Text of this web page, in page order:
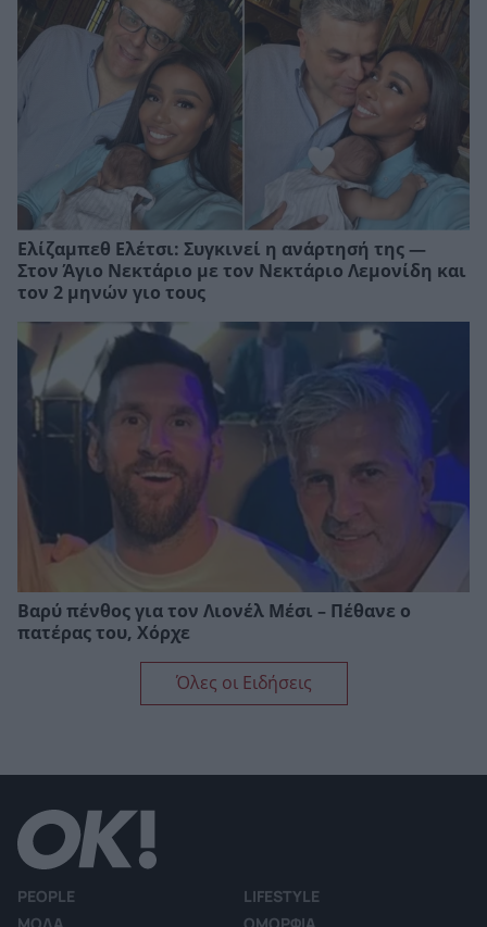
Ελίζαμπεθ Ελέτσι: Συγκινεί η ανάρτησή της —
Στον Άγιο Νεκτάριο με τον Νεκτάριο Λεμονίδη και
τον 2 μηνών γιο τους
Βαρύ πένθος για τον Λιονέλ Μέσι – Πέθανε ο
πατέρας του, Χόρχε
Όλες οι Ειδήσεις
PEOPLE
LIFESTYLE